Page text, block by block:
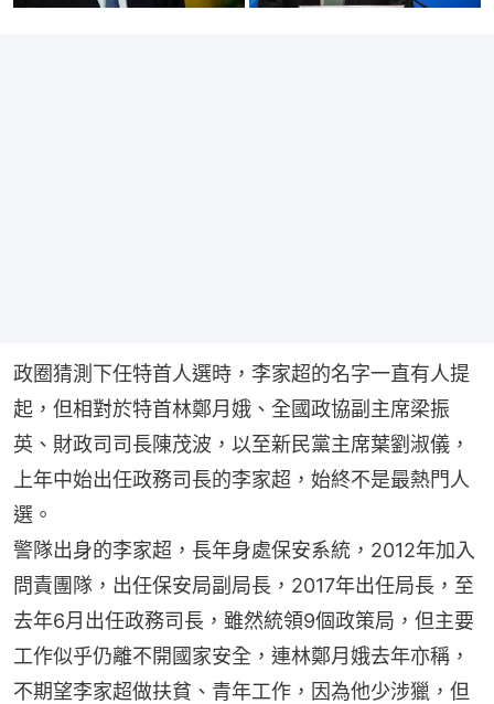
政圈猜測下任特首人選時，李家超的名字一直有人提
起，但相對於特首林鄭月娥、全國政協副主席梁振
英、財政司司長陳茂波，以至新民黨主席葉劉淑儀，
上年中始出任政務司長的李家超，始終不是最熱門人
選。
警隊出身的李家超，長年身處保安系統，2012年加入
問責團隊，出任保安局副局長，2017年出任局長，至
去年6月出任政務司長，雖然統領9個政策局，但主要
工作似乎仍離不開國家安全，連林鄭月娥去年亦稱，
不期望李家超做扶貧、青年工作，因為他少涉獵，但